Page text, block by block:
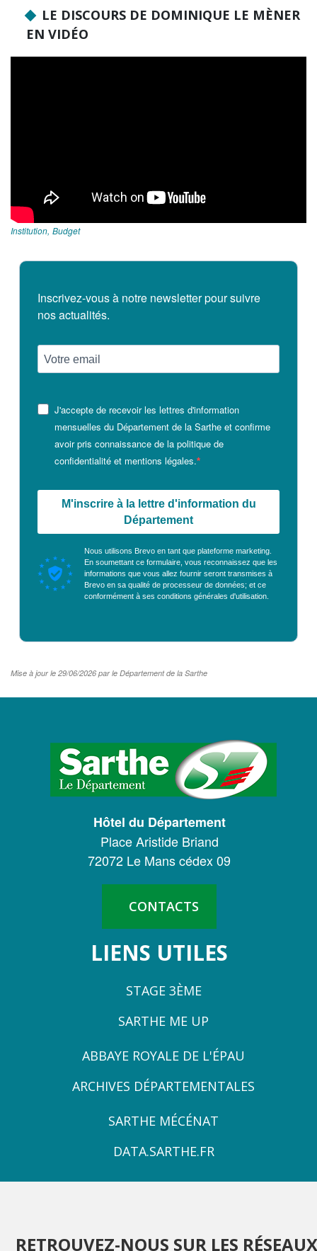
LE DISCOURS DE DOMINIQUE LE MÈNER
EN VIDÉO
Institution Budget
Inscrivez-vous à notre newsletter pour suivre
nos actualités.
J'accepte de recevoir les lettres d'information
mensuelles du Département de la Sarthe et confirme
avoir pris connaissance de la politique de
confidentialité et mentions légales.
M'inscrire à la lettre d'information du
Département
Nous utilisons Brevo en tant que plateforme marketing.
En soumettant ce formulaire, vous reconnaissez que les
informations que vous allez fournir seront transmises à
Brevo en sa qualité de processeur de données; et ce
conformément à ses conditions générales d'utilisation.
Mise à jour le 29/06/2026 par le Département de la Sarthe
CONSEIL
DÉPARTEMENTAL
SARTHE
Hôtel du Département
Place Aristide Briand
72072 Le Mans cédex 09
CONTACTS
LIENS UTILES
STAGE 3ÈME
SARTHE ME UP
ZONEABBAYE ROYALE DE L'ÉPAU
ARCHIVES DÉPARTEMENTALES
SARTHE MÉCÉNAT
DATA.SARTHE.FR
RETROUVEZ-NOUS SUR LES RÉSEAUX